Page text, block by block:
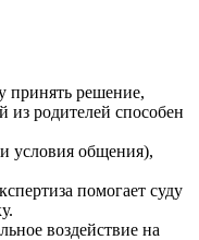
принять решение,
из родителей способен
условия общения),
помогает суду
воздействие на